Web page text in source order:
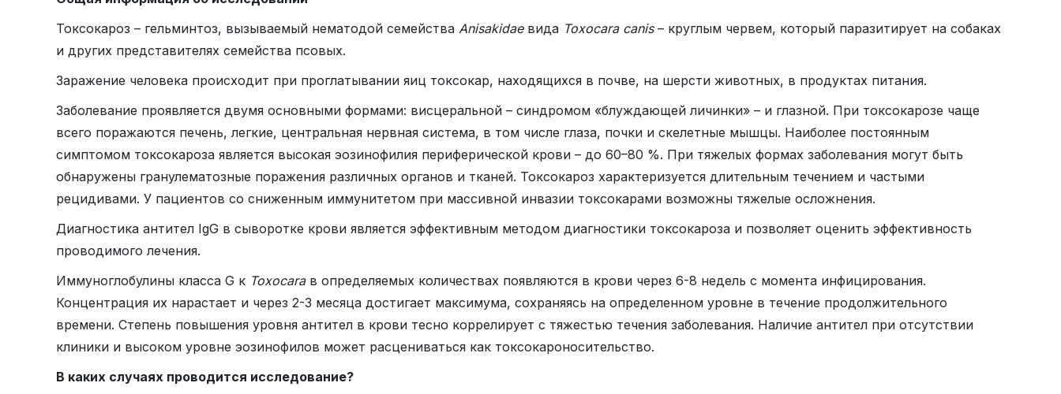
Токсокароз – гельминтоз, вызываемый нематодой семейства Anisakidae вида Тохосаra canis– круглым червем, который паразитирует на собаках
и других представителях семейства псовых.
Заражение человека происходит при проглатывании яиц токсокар, находящихся в почве, на шерсти животных, в продуктах питания.
Заболевание проявляется двумя основными формами: висцеральной – синдромом «блуждающей личинки» – и глазной. При токсокарозе чаще
всего поражаются печень, легкие, центральная нервная система, в том числе глаза, почки и скелетные мышцы. Наиболее постоянным
симптомом токсокароза является высокая эозинофилия периферической крови – до 60–80 %. При тяжелых формах заболевания могут быть
обнаружены гранулематозные поражения различных органов и тканей. Токсокароз характеризуется длительным течением и частыми
рецидивами. У пациентов со сниженным иммунитетом при массивной инвазии токсокарами возможны тяжелые осложнения.
Диагностика антител IgG в сыворотке крови является эффективным методом диагностики токсокароза и позволяет оценить эффективность
проводимого лечения.
Иммуноглобулины класса G к Toxocaraв определяемых количествах появляются в крови через 6-8 недель с момента инфицирования.
Концентрация их нарастает и через 2-3 месяца достигает максимума, сохраняясь на определенном уровне в течение продолжительного
времени. Степень повышения уровня антител в крови тесно коррелирует с тяжестью течения заболевания. Наличие антител при отсутствии
клиники и высоком уровне эозинофилов может расцениваться как токсокароносительство.
В каких случаях проводится исследование?